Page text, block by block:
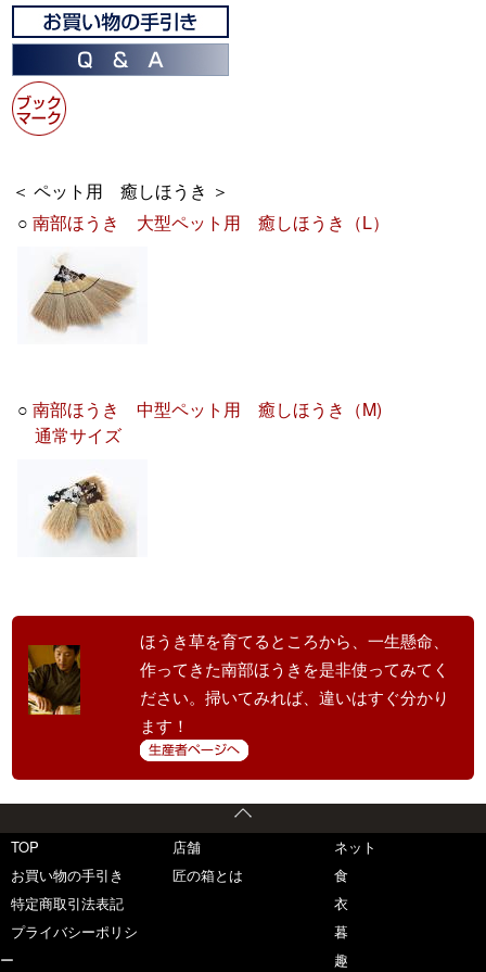
＜ ペット用 癒しほうき ＞
○南部ほうき 大型ペット用 癒しほうき（L）
○南部ほうき 中型ペット用 癒しほうき（M)
通常サイズ
ほうき草を育てるところから、一生懸命、
作ってきた南部ほうきを是非使ってみてく
ださい。掃いてみれば、違いはすぐ分かり
ます！
TOP
お買い物の手引き
特定商取引法表記
プライバシーポリシ
ー
店舗
匠の箱とは
ネット
食
衣
暮
趣